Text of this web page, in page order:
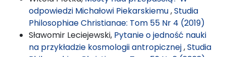
odpowiedzi Michałowi Piekarskiemu,Studia
Philosophiae Christianae: Tom 55 Nr 4 (2019)
Sławomir Leciejewski, Pytanie o jedność nauki
na przykładzie kosmologii antropicznej,Studia